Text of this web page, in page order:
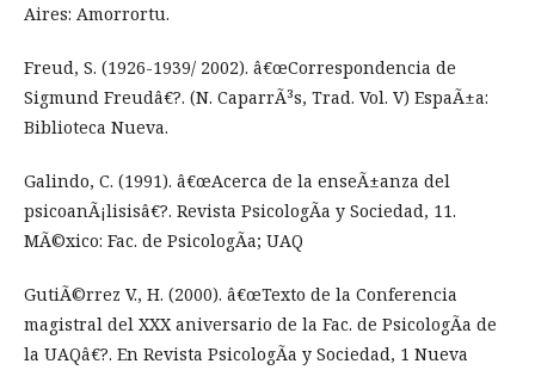
Aires: Amorrortu.
Freud, S. (1926-1939/ 2002). â€œCorrespondencia de
Sigmund Freudâ€?. (N. CaparrÃ³s, Trad. Vol. V) EspaÃ±a:
Biblioteca Nueva.
Galindo, C. (1991). â€œAcerca de la enseÃ±anza del
psicoanÃ¡lisisâ€?. Revista PsicologÃ­a y Sociedad, 11.
MÃ©xico: Fac. de PsicologÃ­a; UAQ
GutiÃ©rrez V., H. (2000). â€œTexto de la Conferencia
magistral del XXX aniversario de la Fac. de PsicologÃ­a de
la UAQâ€?. En Revista PsicologÃ­a y Sociedad, 1 Nueva